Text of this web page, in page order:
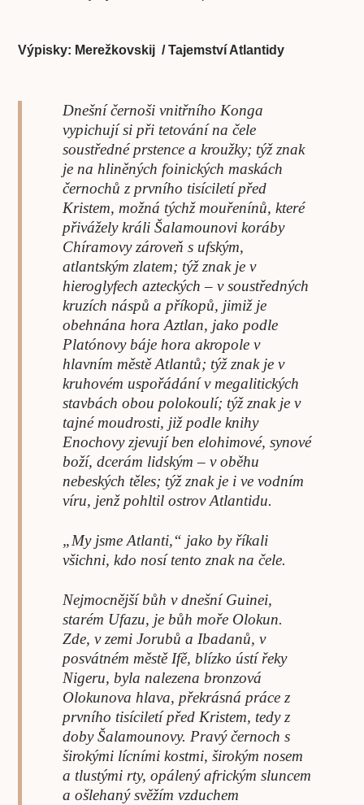
Výpisky: Merežkovskij / Tajemství Atlantidy
Dnešní černoši vnitřního Konga
vypichují si při tetování na čele
soustředné prstence a kroužky; týž znak
je na hliněných foinických maskách
černochů z prvního tisíciletí před
Kristem, možná týchž mouřenínů, které
přivážely králi Šalamounovi koráby
Chíramovy zároveň s ufským,
atlantským zlatem; týž znak je v
hieroglyfech azteckých – v soustředných
kruzích náspů a příkopů, jimiž je
obehnána hora Aztlan, jako podle
Platónovy báje hora akropole v
hlavním městě Atlantů; týž znak je v
kruhovém uspořádání v megalitických
stavbách obou polokoulí; týž znak je v
tajné moudrosti, již podle knihy
Enochovy zjevují ben elohimové, synové
boží, dcerám lidským – v oběhu
nebeských těles; týž znak je i ve vodním
víru, jenž pohltil ostrov Atlantidu.
„My jsme Atlanti,“ jako by říkali
všichni, kdo nosí tento znak na čele.
Nejmocnější bůh v dnešní Guinei,
starém Ufazu, je bůh moře Olokun.
Zde, v zemi Jorubů a Ibadanů, v
posvátném městě Ifě, blízko ústí řeky
Nigeru, byla nalezena bronzová
Olokunova hlava, překrásná práce z
prvního tisíciletí před Kristem, tedy z
doby Šalamounovy. Pravý černoch s
širokými lícními kostmi, širokým nosem
a tlustými rty, opálený africkým sluncem
a ošlehaný svěžím vzduchem